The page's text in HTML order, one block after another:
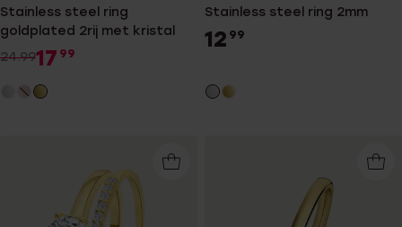
Stainless steel ring
goldplated 2rij met kristal
24.9917 99
Stainless steel ring 2mm
12 99